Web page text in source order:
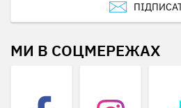
МИ В СОЦМЕРЕЖАХ